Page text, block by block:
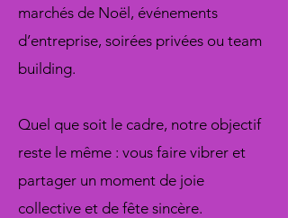
marchés de Noël, événements
d’entreprise, soirées privées ou team
building.
Quel que soit le cadre, notre objectif
reste le même : vous faire vibrer et
partager un moment de joie
collective et de fête sincère.